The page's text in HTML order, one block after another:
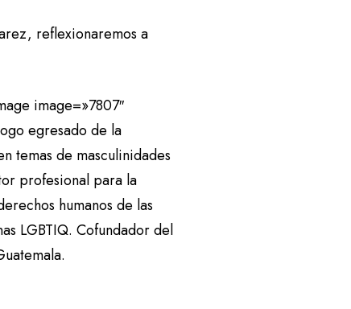
reflexionaremos a
image=»7807″
egresado de la
temas de masculinidades
profesional para la
humanos de las
LGBTIQ. Cofundador del